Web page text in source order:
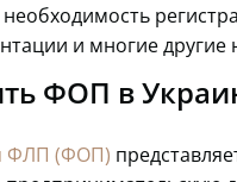
и многие другие
ФОП в
ФЛП (ФОП)